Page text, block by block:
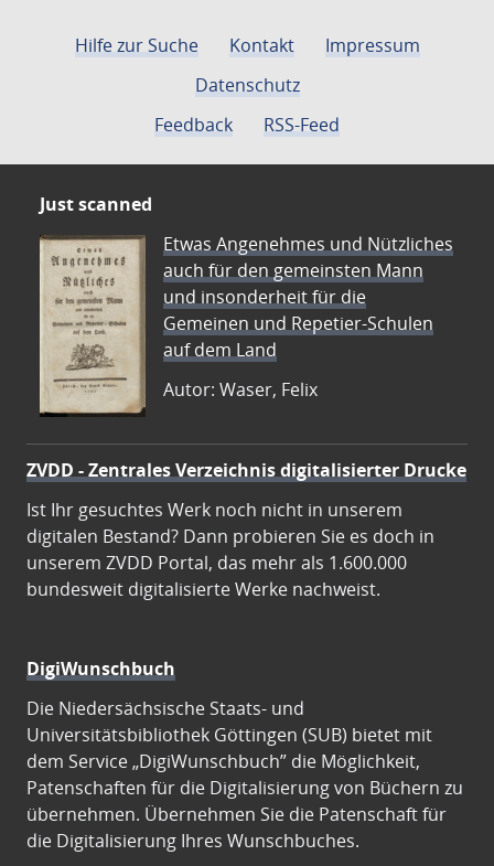
Hilfe zur Suche Kontakt
Impressum
Datenschutz
Feedback
RSS-Feed
Just scanned
Etwas Angenehmes und Nützliches
auch für den gemeinsten Mann
und insonderheit für die
Gemeinen und Repetier-Schulen
auf dem Land
Autor: Waser, Felix
ZVDD - Zentrales Verzeichnis digitalisierter Drucke
Ist Ihr gesuchtes Werk noch nicht in unserem
digitalen Bestand? Dann probieren Sie es doch in
unserem ZVDD Portal, das mehr als 1.600.000
bundesweit digitalisierte Werke nachweist.
DigiWunschbuch
Die Niedersächsische Staats- und
Universitätsbibliothek Göttingen (SUB) bietet mit
dem Service „DigiWunschbuch” die Möglichkeit,
Patenschaften für die Digitalisierung von Büchern zu
übernehmen. Übernehmen Sie die Patenschaft für
die Digitalisierung Ihres Wunschbuches.